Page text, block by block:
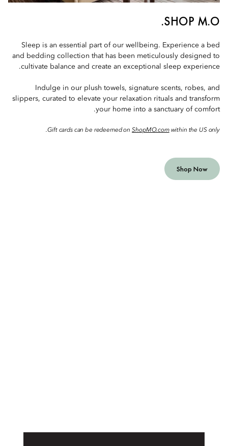
SHOP M.O.
Sleep is an essential part of our wellbeing. Experience a bed
and bedding collection that has been meticulously designed to
cultivate balance and create an exceptional sleep experience.
Indulge in our plush towels, signature scents, robes, and
slippers, curated to elevate your relaxation rituals and transform
your home into a sanctuary of comfort.
Gift cards can be redeemed onShopMO.comwithin the US only.
Shop Now